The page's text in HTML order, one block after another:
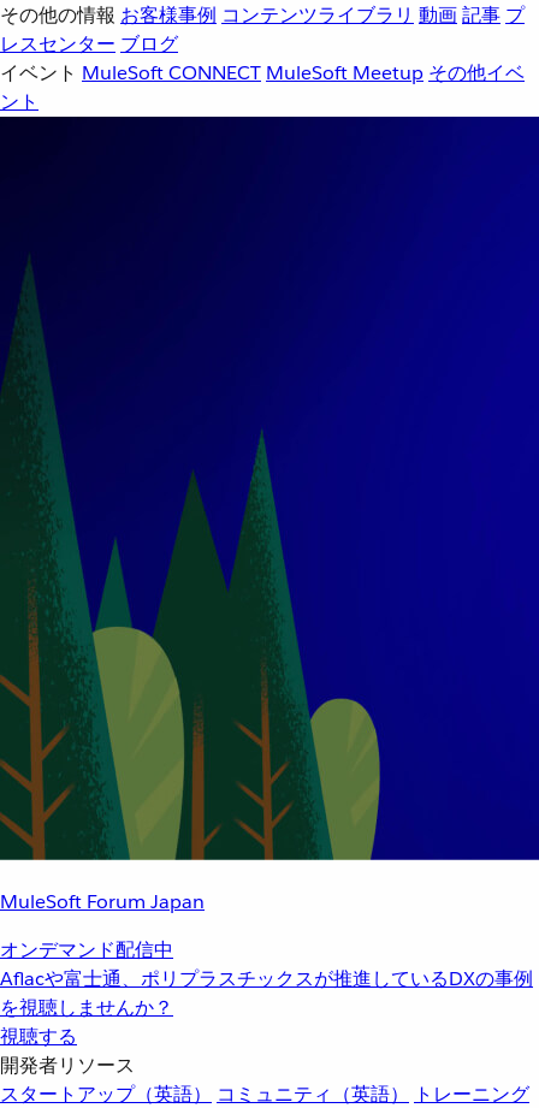
その他の情報 お客様事例 コンテンツライブラリ 動画記事 プ
レスセンター ブログ
イベント MuleSoft CONNECT MuleSoft Meetup その他イベ
ント
MuleSoft Forum Japan
オンデマンド配信中
Aflacや富士通、ポリプラスチックスが推進しているDXの事例
を視聴しませんか？
視聴する
開発者リソース
スタートアップ（英語）
コミュニティ（英語）
トレーニング